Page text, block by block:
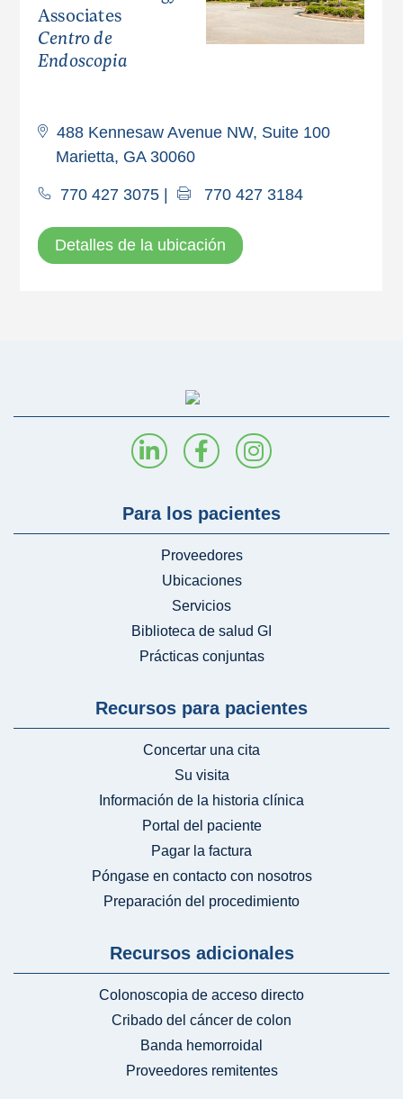
Associates
Centro de
Endoscopia
488 Kennesaw Avenue NW, Suite 100
Marietta, GA 30060
770 427 3075 770 427 3184
Detalles de la ubicación
Para los pacientes
Proveedores
Ubicaciones
Servicios
Biblioteca de salud GI
Prácticas conjuntas
Recursos para pacientes
Concertar una cita
Su visita
Información de la historia clínica
Portal del paciente
Pagar la factura
Póngase en contacto con nosotros
Preparación del procedimiento
Recursos adicionales
Colonoscopia de acceso directo
Cribado del cáncer de colon
Banda hemorroidal
Proveedores remitentes